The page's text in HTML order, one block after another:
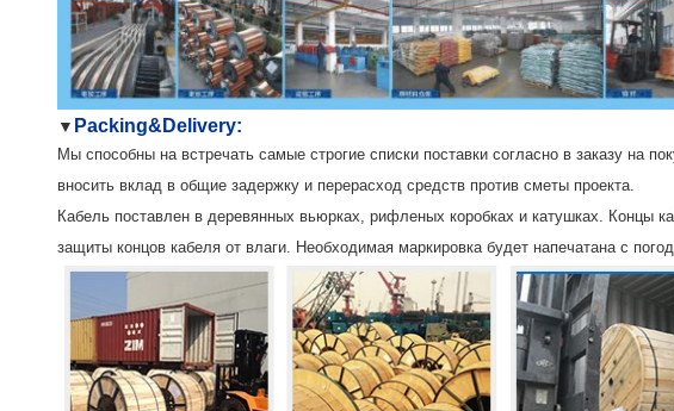
▼ Packing&Delivery:
Мы способны на встречать самые строгие списки поставки согласно в заказу на
вносить вклад в общие задержку и перерасход средств против сметы проекта.
Кабель поставлен в деревянных вьюрках, рифленых коробках и катушках. Концы
защиты концов кабеля от влаги. Необходимая маркировка будет напечатана с